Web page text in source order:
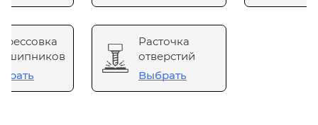
Расточка
отверстий
Выбрать